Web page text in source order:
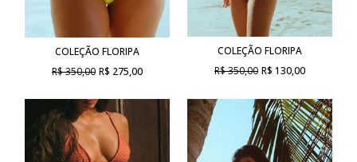
COLEÇÃO FLORIPA
R$ 350,00 R$ 275,00
COLEÇÃO FLORIPA
R$ 350,00 R$ 130,00